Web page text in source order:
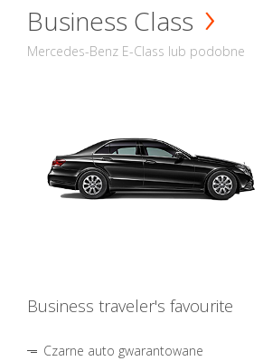
Business Class
Mercedes-Benz E-Class lub podobne
Business traveler's favourite
Czarne auto gwarantowane